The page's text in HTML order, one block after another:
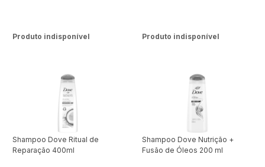
Produto indisponível Produto indisponível
Shampoo Dove Ritual de
Reparação 400ml
Shampoo Dove Nutrição +
Fusão de Óleos 200 ml